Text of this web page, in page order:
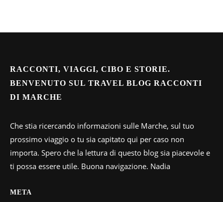
RACCONTI, VIAGGI, CIBO E STORIE.
BENVENUTO SUL TRAVEL BLOG RACCONTI
DI MARCHE
Che stia ricercando informazioni sulle Marche, sul tuo
prossimo viaggio o tu sia capitato qui per caso non
importa. Spero che la lettura di questo blog sia piacevole e
ti possa essere utile. Buona navigazione. Nadia
META